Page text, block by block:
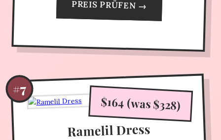
PREIS PRÜFEN →
#7
$164 (was $328)
Ramelil Dress